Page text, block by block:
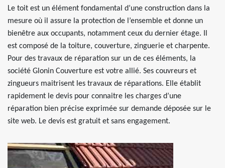
Le toit est un élément fondamental d’une construction dans la
mesure où il assure la protection de l’ensemble et donne un
bienêtre aux occupants, notamment ceux du dernier étage. Il
est composé de la toiture, couverture, zinguerie et charpente.
Pour des travaux de réparation sur un de ces éléments, la
société Glonin Couverture est votre allié. Ses couvreurs et
zingueurs maitrisent les travaux de réparations. Elle établit
rapidement le devis pour connaitre les charges d’une
réparation bien précise exprimée sur demande déposée sur le
site web. Le devis est gratuit et sans engagement.